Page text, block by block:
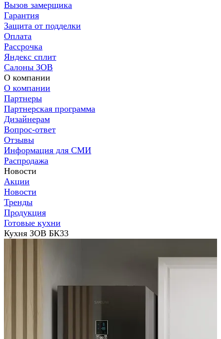
Вызов замерщика
Гарантия
Защита от подделки
Оплата
Рассрочка
Яндекс сплит
Салоны ЗОВ
О компании
О компании
Партнеры
Партнерская программа
Дизайнерам
Вопрос-ответ
Отзывы
Информация для СМИ
Распродажа
Новости
Акции
Новости
Тренды
Продукция
Готовые кухни
Кухня ЗОВ БК33